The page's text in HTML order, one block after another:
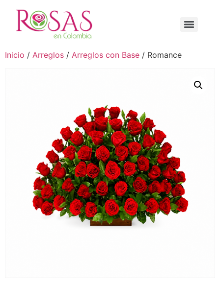
Inicio / Arreglos / Arreglos con Base / Romance